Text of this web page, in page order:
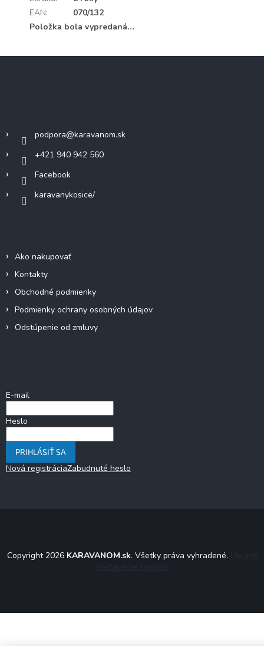
EAN:
070/132
Položka bola vypredaná…
podpora@karavanom.sk
+421 940 942 560
Facebook
karavanykosice/
Ako nakupovať
Kontakty
Obchodné podmienky
Podmienky ochrany osobných údajov
Odstúpenie od zmluvy
E-mail
Heslo
PRIHLÁSIŤ SA
Nová registráciaZabudnuté heslo
Copyright 2026 KARAVANOM.sk. Všetky práva vyhradené.